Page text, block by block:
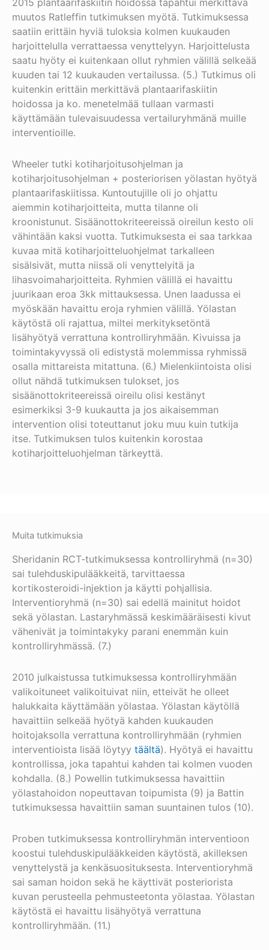
2015 plantaarifaskiitin hoidossa tapahtui merkittävä
muutos Ratleffin tutkimuksen myötä. Tutkimuksessa
saatiin erittäin hyviä tuloksia kolmen kuukauden
harjoittelulla verrattaessa venyttelyyn. Harjoittelusta
saatu hyöty ei kuitenkaan ollut ryhmien välillä selkeää
kuuden tai 12 kuukauden vertailussa. (5.) Tutkimus oli
kuitenkin erittäin merkittävä plantaarifaskiitin
hoidossa ja ko. menetelmää tullaan varmasti
käyttämään tulevaisuudessa vertailuryhmänä muille
interventioille.
Wheeler tutki kotiharjoitusohjelman ja
kotiharjoitusohjelman + posteriorisen yölastan hyötyä
plantaarifaskiitissa. Kuntoutujille oli jo ohjattu
aiemmin kotiharjoitteita, mutta tilanne oli
kroonistunut. Sisäänottokriteereissä oireilun kesto oli
vähintään kaksi vuotta. Tutkimuksesta ei saa tarkkaa
kuvaa mitä kotiharjoitteluohjelmat tarkalleen
sisälsivät, mutta niissä oli venyttelyitä ja
lihasvoimaharjoitteita. Ryhmien välillä ei havaittu
juurikaan eroa 3kk mittauksessa. Unen laadussa ei
myöskään havaittu eroja ryhmien välillä. Yölastan
käytöstä oli rajattua, miltei merkityksetöntä
lisähyötyä verrattuna kontrolliryhmään. Kivuissa ja
toimintakyvyssä oli edistystä molemmissa ryhmissä
osalla mittareista mitattuna. (6.) Mielenkiintoista olisi
ollut nähdä tutkimuksen tulokset, jos
sisäänottokriteereissä oireilu olisi kestänyt
esimerkiksi 3-9 kuukautta ja jos aikaisemman
intervention olisi toteuttanut joku muu kuin tutkija
itse. Tutkimuksen tulos kuitenkin korostaa
kotiharjoitteluohjelman tärkeyttä.
Muita tutkimuksia
Sheridanin RCT-tutkimuksessa kontrolliryhmä (n=30)
sai tulehduskipulääkkeitä, tarvittaessa
kortikosteroidi-injektion ja käytti pohjallisia.
Interventioryhmä (n=30) sai edellä mainitut hoidot
sekä yölastan. Lastaryhmässä keskimääräisesti kivut
vähenivät ja toimintakyky parani enemmän kuin
kontrolliryhmässä. (7.)
2010 julkaistussa tutkimuksessa kontrolliryhmään
valikoituneet valikoituivat niin, etteivät he olleet
halukkaita käyttämään yölastaa. Yölastan käytöllä
havaittiin selkeää hyötyä kahden kuukauden
hoitojaksolla verrattuna kontrolliryhmään (ryhmien
interventioista lisää löytyy täältä). Hyötyä ei havaittu
kontrollissa, joka tapahtui kahden tai kolmen vuoden
kohdalla. (8.) Powellin tutkimuksessa havaittiin
yölastahoidon nopeuttavan toipumista (9) ja Battin
tutkimuksessa havaittiin saman suuntainen tulos (10).
Proben tutkimuksessa kontrolliryhmän interventioon
koostui tulehduskipulääkkeiden käytöstä, akilleksen
venyttelystä ja kenkäsuosituksesta. Interventioryhmä
sai saman hoidon sekä he käyttivät posteriorista
kuvan perusteella pehmusteetonta yölastaa. Yölastan
käytöstä ei havaittu lisähyötyä verrattuna
kontrolliryhmään. (11.)